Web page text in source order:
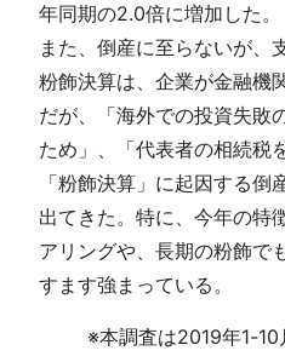
年同期の2.0倍に増加した。
また、倒産に至らないが、
粉飾決算は、企業が金融機
だが、「海外での投資失敗
ため」、「代表者の相続税
「粉飾決算」に起因する
出てきた。特に、今年の特
アリングや、長期の粉飾で
すます強まっている。
※本調査は2019年1-